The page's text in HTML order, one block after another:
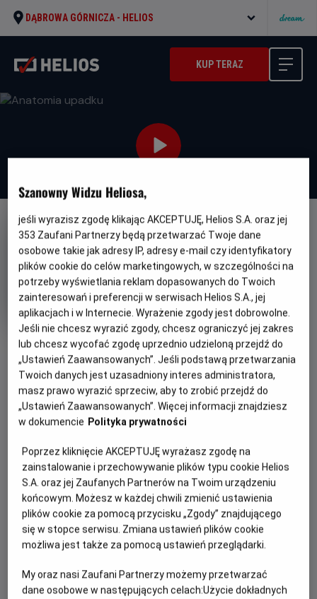
DĄBROWA GÓRNICZA - HELIOS
KUP TERAZ
NAPISY
OBSERWUJ
Anatomia upadku
Oryginalny
tytuł
Anatomie d'une chute Gatunek
Thriller / Kryminał
Minimalny
wiek
Od 15 lat
Czas
trwania
150 min
Kraj
i
rok
produkcji
Francja (2023)
OCENA HELIOS
7.8
PREMIERA
23 lutego 2024
Justine Triet Justine Triet, Arthur Harari
OBSADA
Sandra Hüller , Swann Arlaud
Nagroda: Oscar 2024
Scenariusz oryginalny
WIĘCEJ SZCZEGÓŁÓW
Życie szczęśliwej rodziny we francuskich Alpach zostaje
przerwane, gdy Samuel ginie w wyniku upadku. Skoczył sam,
poślizgnął się czy może z balkonu wypchnęła go Sandra,
żona i matka? Śledczym brakuje dowodów, w sprawie
brakuje świadków. Na oczach opinii publicznej Sandra
najintymniejszych szczegółów swojego małżeństwa, które
mogą zaważyć o wyroku. Proces, który nurtuje wszystkich,
Szanowny Widzu Heliosa,
jeśli wyrazisz zgodę klikając AKCEPTUJĘ, Helios S.A. oraz jej
353 Zaufani Partnerzy będą przetwarzać Twoje dane
osobowe takie jak adresy IP, adresy e-mail czy identyfikatory
plików cookie do celów marketingowych, w szczególności na
potrzeby wyświetlania reklam dopasowanych do Twoich
zainteresowań i preferencji w serwisach Helios S.A., jej
aplikacjach i w Internecie. Wyrażenie zgody jest dobrowolne.
Jeśli nie chcesz wyrazić zgody, chcesz ograniczyć jej zakres
lub chcesz wycofać zgodę uprzednio udzieloną przejdź do
„Ustawień Zaawansowanych”. Jeśli podstawą przetwarzania
Twoich danych jest uzasadniony interes administratora,
masz prawo wyrazić sprzeciw, aby to zrobić przejdź do
„Ustawień Zaawansowanych”. Więcej informacji znajdziesz
w dokumencie Polityka prywatności
Poprzez kliknięcie AKCEPTUJĘ wyrażasz zgodę na
zainstalowanie i przechowywanie plików typu cookie Helios
S.A. oraz jej Zaufanych Partnerów na Twoim urządzeniu
końcowym. Możesz w każdej chwili zmienić ustawienia
plików cookie za pomocą przycisku „Zgody” znajdującego
się w stopce serwisu. Zmiana ustawień plików cookie
możliwa jest także za pomocą ustawień przeglądarki.
My oraz nasi Zaufani Partnerzy możemy przetwarzać
dane osobowe w następujących celach:Użycie dokładnych